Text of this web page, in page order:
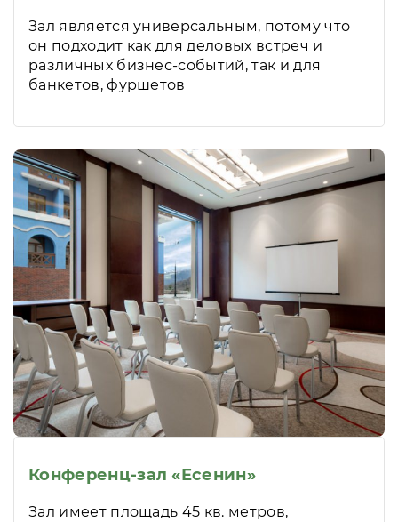
Зал является универсальным, потому что
он подходит как для деловых встреч и
различных бизнес-событий, так и для
банкетов, фуршетов
Конференц-зал «Есенин»
Зал имеет площадь 45 кв. метров,